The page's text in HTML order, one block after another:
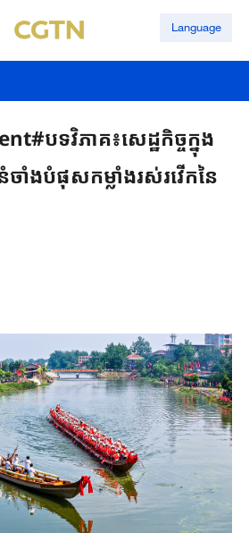
Language
បទវិភាគ៖​សេដ្ឋកិច្ច​ក្នុង​
ងបំផុសកម្លាំងរស់រវើកនៃ​